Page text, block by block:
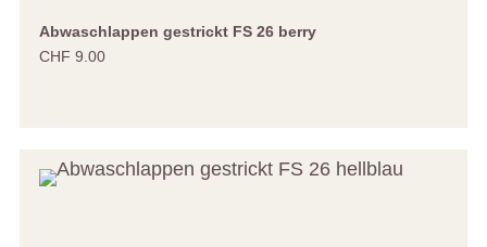
Abwaschlappen gestrickt FS 26 berry
CHF 9.00